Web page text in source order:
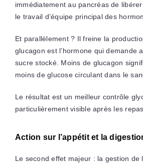
immédiatement au pancréas de libérer
le travail d’équipe principal des
Et parallèlement ? Il freine la
glucagon est l’hormone qui demande
sucre stocké. Moins de glucagon
moins de glucose circulant dans le
Le résultat est un meilleur contrôle
particulièrement visible après les
Action sur l’appétit et la
Le second effet majeur : la gestion de